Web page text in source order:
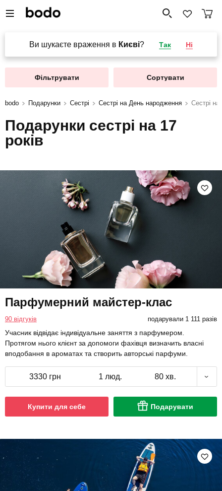
Ви шукаєте враження в Києві? Так Ні
Фільтрувати Сортувати
bodo Подарунки Сестрі Сестрі на День народження Сестрі на
Подарунки сестрі на 17
років
Парфумерний майстер-клас
90 відгуків подарували 1 111 разів
Учасник відвідає індивідуальне заняття з парфумером.
Протягом нього клієнт за допомоги фахівця визначить власні
вподобання в ароматах та створить авторські парфуми.
3330 грн 1 люд. 80 хв.
Купити для себе Подарувати